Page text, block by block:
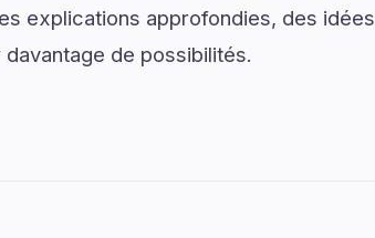
explications approfondies, des idées
de possibilités.